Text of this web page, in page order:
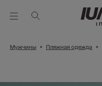
Мужчины Пляжная одежда